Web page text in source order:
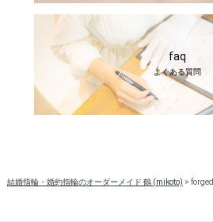
faq
よくある質問
結婚指輪・婚約指輪のオーダーメイド 鶴 (mikoto) >